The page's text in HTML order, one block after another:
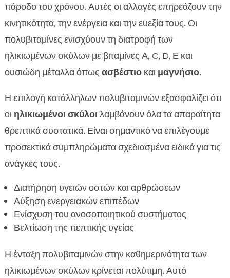
πάροδο του χρόνου. Αυτές οι αλλαγές επηρεάζουν την
κινητικότητα, την ενέργεια και την ευεξία τους. Οι
πολυβιταμίνες ενισχύουν τη διατροφή των
ηλικιωμένων σκύλων με βιταμίνες Α, C, D, Ε και
ουσιώδη μέταλλα όπως ασβέστιοκαι μαγνήσιο.
Η επιλογή κατάλληλων πολυβιταμινών εξασφαλίζει ότι
οι ηλικιωμένοι σκύλοιλαμβάνουν όλα τα απαραίτητα
θρεπτικά συστατικά. Είναι σημαντικό να επιλέγουμε
προσεκτικά συμπληρώματα σχεδιασμένα ειδικά για τις
ανάγκες τους.
Διατήρηση υγειών οστών και αρθρώσεων
Αύξηση ενεργειακών επιπέδων
Ενίσχυση του ανοσοποιητικού συστήματος
Βελτίωση της πεπτικής υγείας
Η ένταξη πολυβιταμινών στην καθημερινότητα των
ηλικιωμένων σκύλων κρίνεται πολύτιμη. Αυτό